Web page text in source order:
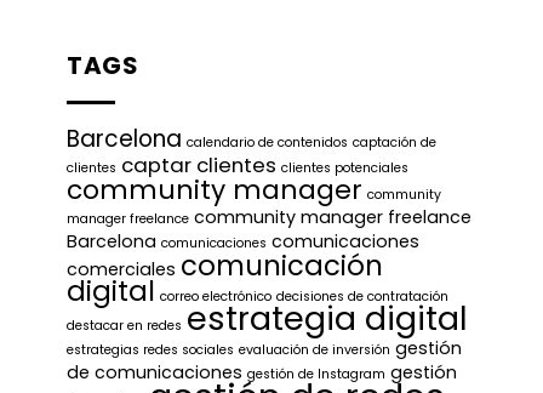
TAGS
Barcelona calendario de contenidos captación de
clientes captar clientes clientes potenciales
community manager community
manager freelance community manager freelance
Barcelona comunicaciones comunicaciones
comerciales comunicación
digital correo electrónico decisiones de contratación
destacar en redes estrategia digital
estrategias redes sociales evaluación de inversión gestión
de comunicaciones gestión de Instagram gestión